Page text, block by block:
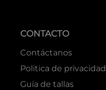
CONTACTO
Contáctanos
Politica de privacidad
Guía de tallas